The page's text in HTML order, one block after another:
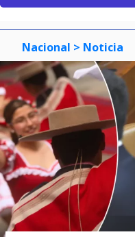
Nacional > Noticia